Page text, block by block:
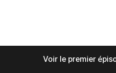
Voir le premier